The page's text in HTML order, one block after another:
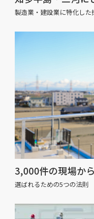
製造業・建設業に特化した
3,000件の現場か
選ばれるための5つの法則